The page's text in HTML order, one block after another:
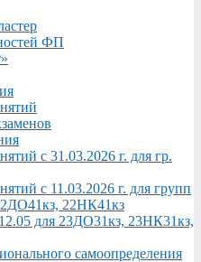
ФП
с 31.03.2026 г. для гр.
с 11.03.2026 г. для групп
22НК41кз
для 23ДО31кз, 23НК31кз,
самоопределения